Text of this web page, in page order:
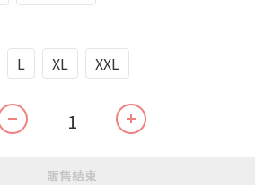
L XL XXL
販售結束